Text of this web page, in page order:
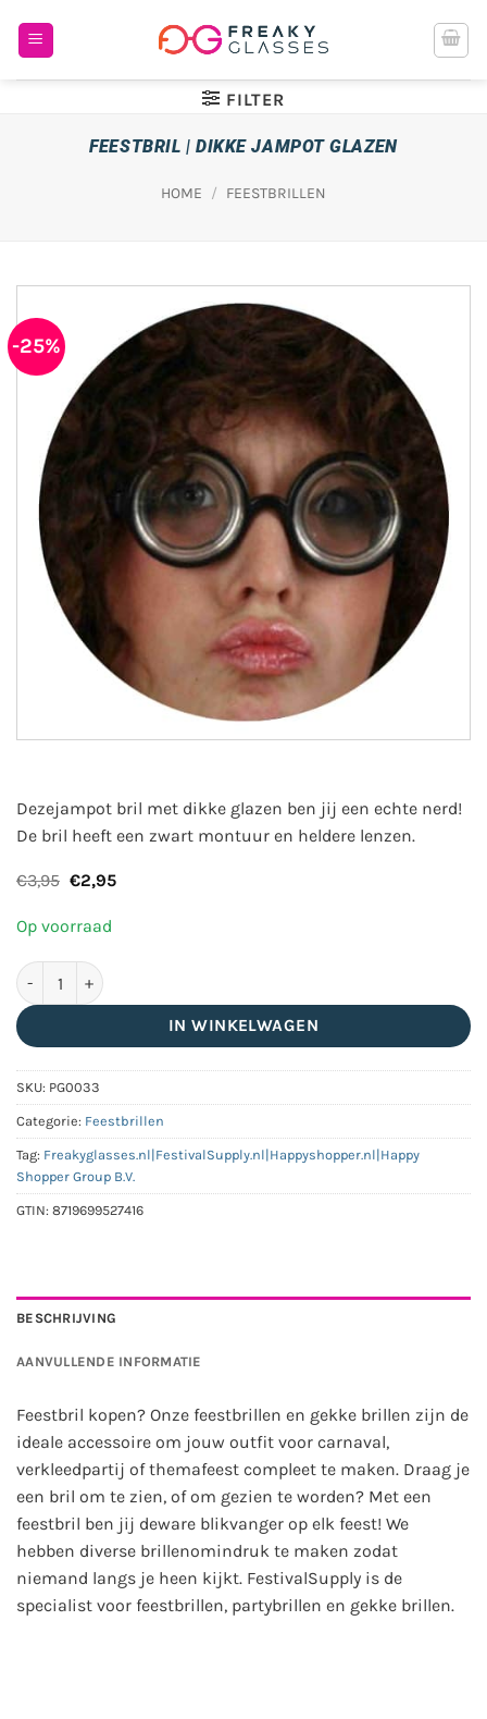
naar
FILTER
FEESTBRIL | DIKKE JAMPOT GLAZEN
HOME / FEESTBRILLEN
-25%
Dezejampot bril met dikke glazen ben jij een echte nerd!
De bril heeft een zwart montuur en heldere lenzen.
€3,95 Oorspronkelijke
€3,95.
€2,95Huidige
Op voorraad
Feestbril | dikke jampot glazen aantal
IN WINKELWAGEN
SKU: PG0033
Categorie: Feestbrillen
Tag: Freakyglasses.nl|FestivalSupply.nl|Happyshopper.nl|Happy
Shopper Group B.V.
GTIN: 8719699527416
BESCHRIJVING
AANVULLENDE INFORMATIE
Feestbril kopen? Onze feestbrillen en gekke brillen zijn de
ideale accessoire om jouw outfit voor carnaval,
verkleedpartij of themafeest compleet te maken. Draag je
een bril om te zien, of om gezien te worden? Met een
feestbril ben jij deware blikvanger op elk feest! We
hebben diverse brillenomindruk te maken zodat
niemand langs je heen kijkt. FestivalSupply is de
specialist voor feestbrillen, partybrillen en gekke brillen.